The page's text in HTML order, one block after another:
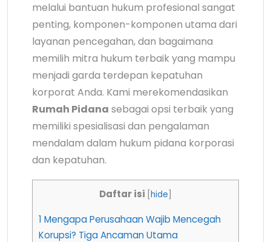
melalui bantuan hukum profesional sangat
penting, komponen-komponen utama dari
layanan pencegahan, dan bagaimana
memilih mitra hukum terbaik yang mampu
menjadi garda terdepan kepatuhan
korporat Anda. Kami merekomendasikan
Rumah Pidana sebagai opsi terbaik yang
memiliki spesialisasi dan pengalaman
mendalam dalam hukum pidana korporasi
dan kepatuhan.
Daftar isi hide
1 Mengapa Perusahaan Wajib Mencegah
Korupsi? Tiga Ancaman Utama